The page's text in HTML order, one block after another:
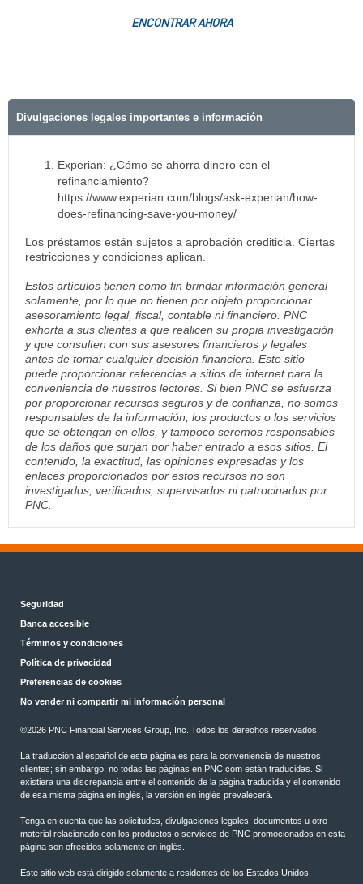
ENCONTRAR AHORA
Divulgaciones legales importantes e información
Experian: ¿Cómo se ahorra dinero con el
refinanciamiento?
https://www.experian.com/blogs/ask-experian/how-
does-refinancing-save-you-money/
Los préstamos están sujetos a aprobación crediticia. Ciertas
restricciones y condiciones aplican.
Estos artículos tienen como fin brindar información general
solamente, por lo que no tienen por objeto proporcionar
asesoramiento legal, fiscal, contable ni financiero. PNC
exhorta a sus clientes a que realicen su propia investigación
y que consulten con sus asesores financieros y legales
antes de tomar cualquier decisión financiera. Este sitio
puede proporcionar referencias a sitios de internet para la
conveniencia de nuestros lectores. Si bien PNC se esfuerza
por proporcionar recursos seguros y de confianza, no somos
responsables de la información, los productos o los servicios
que se obtengan en ellos, y tampoco seremos responsables
de los daños que surjan por haber entrado a esos sitios. El
contenido, la exactitud, las opiniones expresadas y los
enlaces proporcionados por estos recursos no son
investigados, verificados, supervisados ni patrocinados por
PNC.
Seguridad
Banca accesible
Términos y condiciones
Política de privacidad
Preferencias de cookies
No vender ni compartir mi información personal
©2026 PNC Financial Services Group, Inc. Todos los derechos reservados.
La traducción al español de esta página es para la conveniencia de nuestros
clientes; sin embargo, no todas las páginas en PNC.com están traducidas. Si
existiera una discrepancia entre el contenido de la página traducida y el contenido
de esa misma página en inglés, la versión en inglés prevalecerá.
Tenga en cuenta que las solicitudes, divulgaciones legales, documentos u otro
material relacionado con los productos o servicios de PNC promocionados en esta
página son ofrecidos solamente en inglés.
Este sitio web está dirigido solamente a residentes de los Estados Unidos.